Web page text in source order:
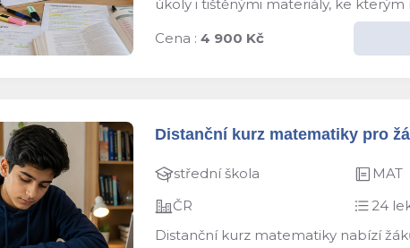
úkoly i tištěnými materiály, ke kterým
Cena : 4 900 Kč
Distanční kurz matematiky pro
střední škola MAT
ČR
24
Distanční kurz matematiky nabízí